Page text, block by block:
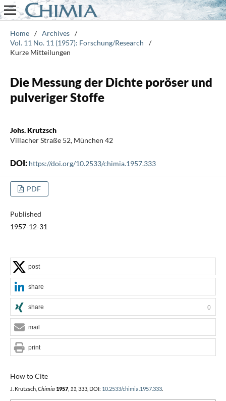
Home / Archives /
Vol. 11 No. 11 (1957): Forschung/Research
/
Kurze Mitteilungen
Die Messung der Dichte poröser und
pulveriger Stoffe
Johs. Krutzsch
Villacher Straße 52, München 42
DOI: https://doi.org/10.2533/chimia.1957.333
PDF
Published
1957-12-31
How to Cite
J. Krutzsch, Chimia 1957, 11 , 333, DOI: 10.2533/chimia.1957.333.
post
share
share 0
mail
print